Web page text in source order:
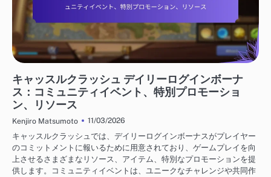
キャッスルクラッシュ デイリーログインボーナ
ス：コミュニティイベント、特別プロモーショ
ン、リソース
Kenjiro Matsumoto
11/03/2026
キャッスルクラッシュでは、デイリーログインボーナスがプレイヤー
のコミットメントに報いるために用意されており、ゲームプレイを向
上させるさまざまなリソース、アイテム、特別なプロモーションを提
供します。コミュニティイベントは、ユニークなチャレンジや共同作